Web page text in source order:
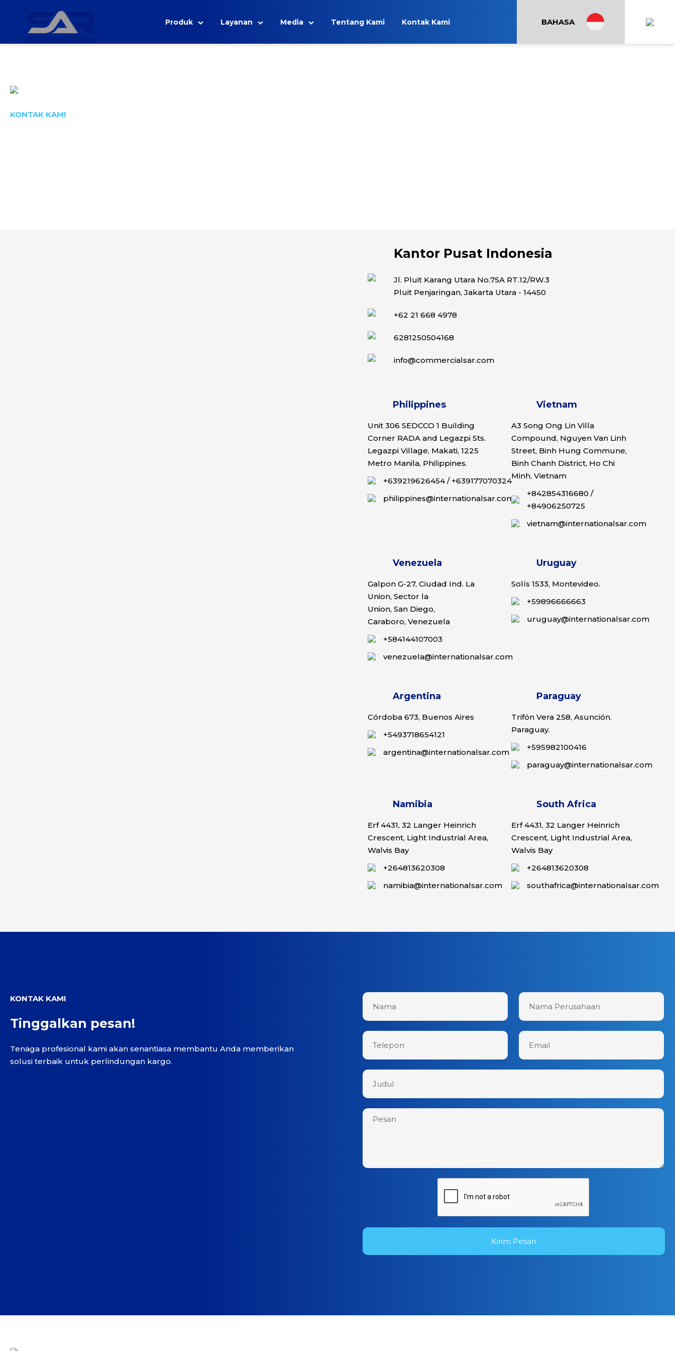
Produk Layanan Media Tentang Kami Kontak Kami BAHASA
KONTAK KAMI
Kantor Pusat Indonesia
Jl. Pluit Karang Utara No.75A RT.12/RW.3
Pluit Penjaringan, Jakarta Utara - 14450
+62 21 668 4978
6281250504168
info@commercialsar.com
Philippines
Unit 306 SEDCCO 1 Building
Corner RADA and Legazpi Sts.
Legazpi Village, Makati, 1225
Metro Manila, Philippines.
+639219626454/ +639177070324
philippines@internationalsar.com
Vietnam
A3 Song Ong Lin Villa
Compound, Nguyen Van Linh
Street, Binh Hung Commune,
Binh Chanh District, Ho Chi
Minh, Vietnam
+842854316680 /
+84906250725
vietnam@internationalsar.com
Venezuela
Galpon G-27, Ciudad Ind. La
Union, Sector la
Union, San Diego,
Caraboro, Venezuela
+584144107003
venezuela@internationalsar.com
Uruguay
Solís 1533, Montevideo.
+59896666663
uruguay@internationalsar.com
Argentina
Córdoba 673, Buenos Aires
+5493718654121
argentina@internationalsar.com
Paraguay
Trifón Vera 258, Asunción.
Paraguay.
+595982100416
paraguay@internationalsar.com
Namibia
Erf 4431, 32 Langer Heinrich
Crescent, Light Industrial Area,
Walvis Bay
+264813620308
namibia@internationalsar.com
South Africa
Erf 4431, 32 Langer Heinrich
Crescent, Light Industrial Area,
Walvis Bay
+264813620308
southafrica@internationalsar.com
KONTAK KAMI
Tinggalkan pesan!
Tenaga profesional kami akan senantiasa membantu Anda memberikan
solusi terbaik untuk perlindungan kargo.